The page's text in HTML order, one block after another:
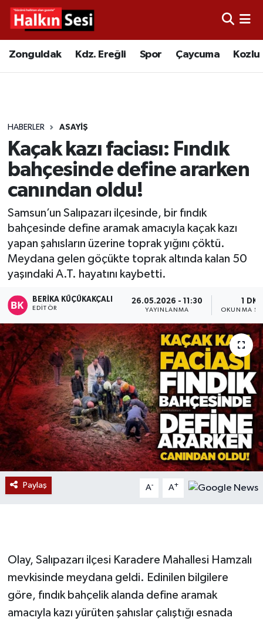
Zonguldak Kdz. Ereğli Spor Çaycuma Kozlu
HABERLER ASAYIŞ
Kaçak kazı faciası: Fındık
bahçesinde define ararken
canından oldu!
Samsun’un Salıpazarı ilçesinde, bir fındık
bahçesinde define aramak amacıyla kaçak kazı
yapan şahısların üzerine toprak yığını çöktü.
Meydana gelen göçükte toprak altında kalan 50
yaşındaki A.T. hayatını kaybetti.
BERIKA KÜÇÜKAKÇALI
EDITÖR
26.05.2026 - 11:30
YAYINLANMA
1 DK
OKUNMA
Paylaş A- A+
Olay, Salıpazarı ilçesi Karadere Mahallesi Hamzalı
mevkisinde meydana geldi. Edinilen bilgilere
göre, fındık bahçelik alanda define aramak
amacıyla kazı yürüten şahıslar çalıştığı esnada
Video
Çaycuma
Alaplı
Asayiş
Bartın
Karabük
ÇEVRE
BİLİM VE TEKNOLOJİ
DUNYA
Düzce
Eğitim
Ekonomi
Gökçebey
GÜNDEM
İş ilanı
Merkez Hava Durumu
Süper Lig Puan Durumu ve Fikstür
Tüm Manşetler
Son Dakika Haberleri
Haber Arşivi